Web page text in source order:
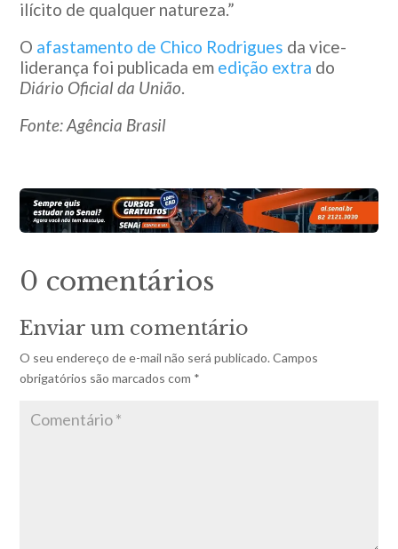
ilícito de qualquer natureza.”
O afastamento de Chico Rodrigues da vice-
liderança foi publicada em edição extra do
Diário Oficial da União.
Fonte: Agência Brasil
0 comentários
Enviar um comentário
O seu endereço de e-mail não será publicado. Campos
obrigatórios são marcados com *